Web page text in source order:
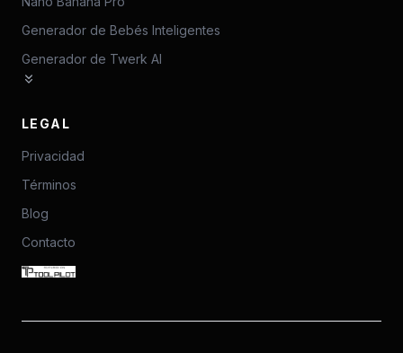
Generador de Bebés Inteligentes
Generador de Twerk AI
LEGAL
Privacidad
Términos
Blog
Contacto